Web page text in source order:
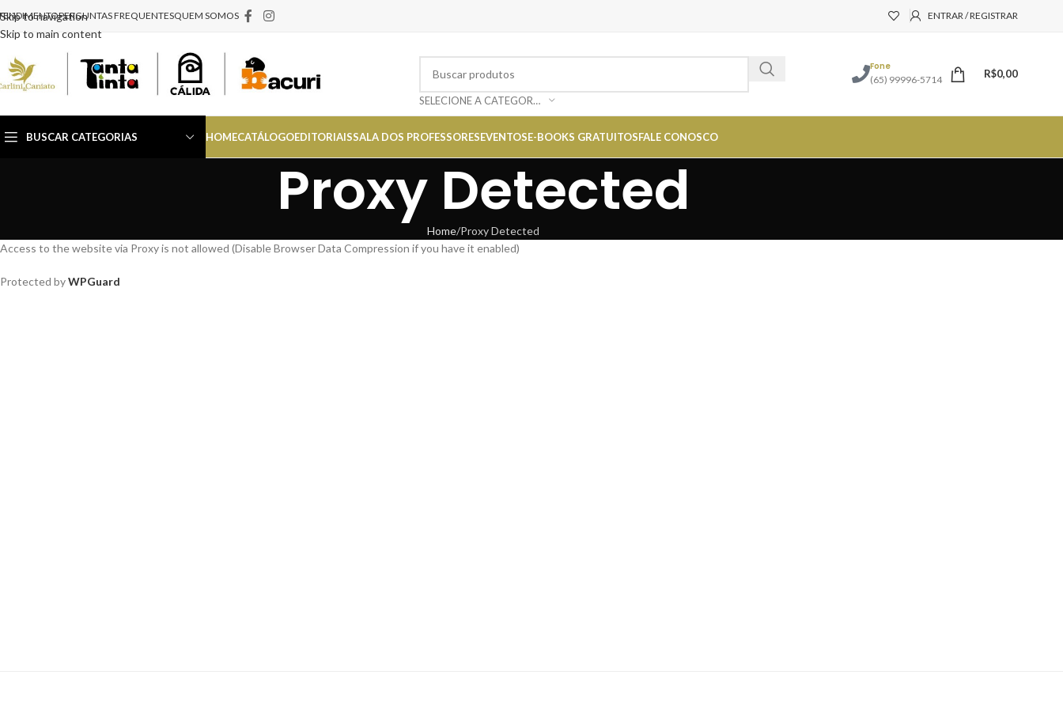
Skip to navigation
Skip to main content
PERGUNTAS FREQUENTESQUEM SOMOS ENTRAR / REGISTRAR
SELECIONE A CATEGORIA
Fone
(65) 99996-5714
R$0,00
BUSCAR CATEGORIAS HOMECATÁLOGOEDITORIAISSALA DOS PROFESSORESEVENTOSE-BOOKS GRATUITOSFALE CONOSCO
Proxy Detected
Home Proxy Detected
Access to the website via Proxy is not allowed (Disable Browser Data Compression if you have it enabled)
Protected byWPGuard